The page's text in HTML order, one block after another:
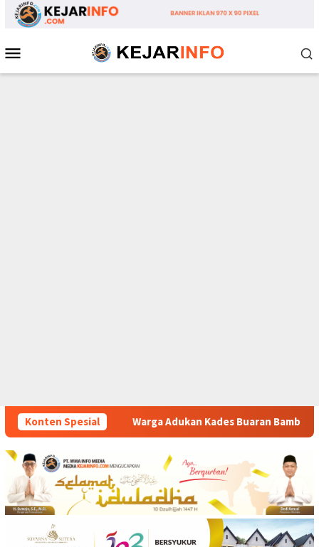
Loncat
Mobile
Konten Spesial
Adukan Kades Buaran Bambu Atas Dugaan Pungutan Liar